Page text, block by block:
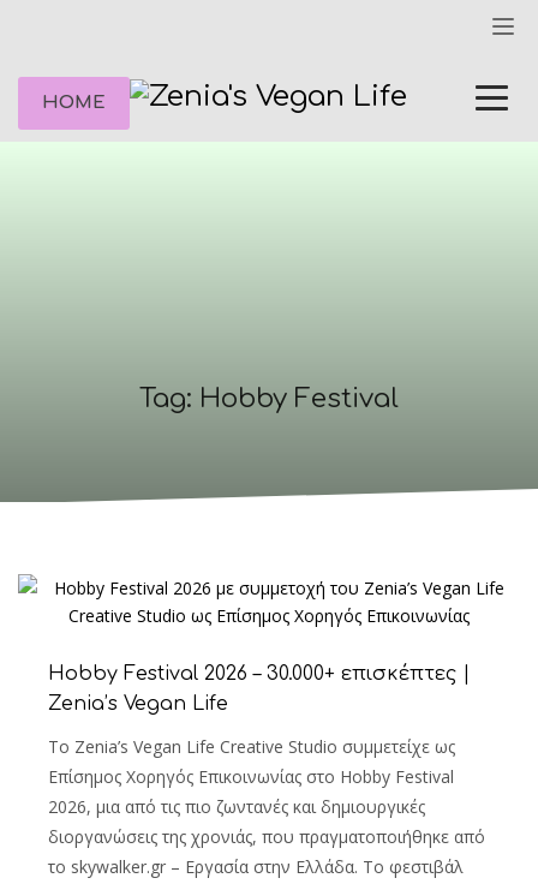
HOME
Tag: Hobby Festival
Hobby Festival 2026 – 30.000+ επισκέπτες |
Zenia’s Vegan Life
Το Zenia’s Vegan Life Creative Studio συμμετείχε ως
Επίσημος Χορηγός Επικοινωνίας στο Hobby Festival
2026, μια από τις πιο ζωντανές και δημιουργικές
διοργανώσεις της χρονιάς, που πραγματοποιήθηκε από
το skywalker.gr – Εργασία στην Ελλάδα. Το φεστιβάλ